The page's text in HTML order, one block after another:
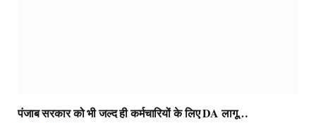
पंजाब सरकार को भी जल्द ही कर्मचारियों के लिए DA लागू…